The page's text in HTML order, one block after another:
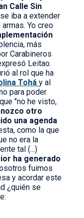
Calle Sin
iba a extender
Yo creo
más
Carabineros
Leitao.
al rol que ha
Tohá y al
para poder
"no he visto,
otro
una agenda
como la que
no era la
tal (...)
ha generado
fuimos
y acordar este
¿quién se